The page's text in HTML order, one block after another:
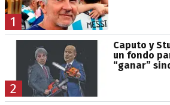
1
2
Caputo y
un fondo
“ganar”